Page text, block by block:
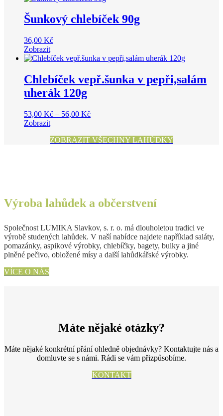
38,00 Kč
Šunkový chlebíček 90g
36,00 Kč
Zobrazit
Chlebíček vepř.šunka v pepři,salám
uherák 120g
53,00 Kč – 56,00 KčPrice
through
Zobrazit
ZOBRAZIT VŠECHNY LAHŮDKY
Výroba lahůdek a občerstvení
Společnost LUMIKA Slavkov, s. r. o. má dlouholetou tradici ve
výrobě studených lahůdek. V naší nabídce najdete například saláty,
pomazánky, aspikové výrobky, chlebíčky, bagety, bulky a jiné
plněné pečivo, obložené mísy a další lahůdkářské výrobky.
VÍCE O NÁS
Máte nějaké otázky?
Máte nějaké konkrétní přání ohledně objednávky? Kontaktujte nás a
domluvte se s námi. Rádi se vám přizpůsobíme.
KONTAKT